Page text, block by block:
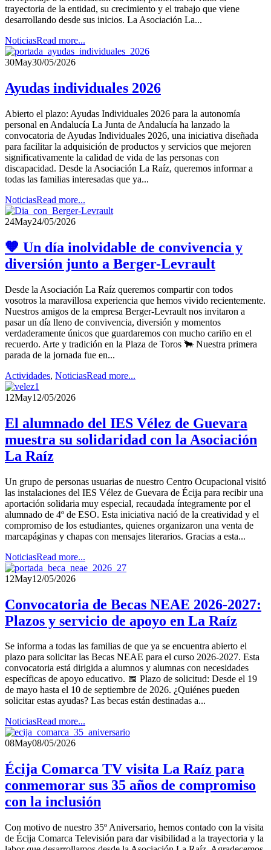
trayectoria de la entidad, su crecimiento y el trabajo que viene
desarrollando desde sus inicios. La Asociación La...
NoticiasRead more...
30May30/05/2026
Ayudas individuales 2026
Abierto el plazo: Ayudas Individuales 2026 para la autonomía
personal en Andalucía La Junta de Andalucía ha lanzado la
convocatoria de Ayudas Individuales 2026, una iniciativa diseñada
para facilitar la adquisición de productos y servicios que mejoren
significativamente la calidad de vida de las personas con
discapacidad. Desde la Asociación La Raíz, queremos informar a
todas las familias interesadas que ya...
NoticiasRead more...
24May24/05/2026
🧡 Un día inolvidable de convivencia y
diversión junto a Berger-Levrault
Desde la Asociación La Raíz queremos compartir con todos
vosotros la maravillosa experiencia que hemos vivido recientemente.
Nuestros amigos de la empresa Berger-Levrault nos invitaron a
pasar un día lleno de convivencia, diversión y momentos
verdaderamente únicos que guardaremos con mucho cariño en el
recuerdo. Arte y tradición en la Plaza de Toros 🐂 Nuestra primera
parada de la jornada fue en...
Actividades, NoticiasRead more...
12May12/05/2026
El alumnado del IES Vélez de Guevara
muestra su solidaridad con la Asociación
La Raíz
Un grupo de personas usuarias de nuestro Centro Ocupacional visitó
las instalaciones del IES Vélez de Guevara de Écija para recibir una
aportación solidaria muy especial, recaudada íntegramente por el
alumnado de 4º de ESO. Esta iniciativa nació de la creatividad y el
compromiso de los estudiantes, quienes organizaron una venta de
marcapáginas y chapas con mensajes literarios. Gracias a esta...
NoticiasRead more...
12May12/05/2026
Convocatoria de Becas NEAE 2026-2027:
Plazos y servicio de apoyo en La Raíz
Se informa a todas las familias de que ya se encuentra abierto el
plazo para solicitar las Becas NEAE para el curso 2026-2027. Esta
convocatoria está dirigida a alumnos y alumnas con necesidades
específicas de apoyo educativo. 📅 Plazo de solicitud: Desde el 19
de mayo hasta el 10 de septiembre de 2026. ¿Quiénes pueden
solicitar estas ayudas? Las becas están destinadas a...
NoticiasRead more...
08May08/05/2026
Écija Comarca TV visita La Raíz para
conmemorar sus 35 años de compromiso
con la inclusión
Con motivo de nuestro 35º Aniversario, hemos contado con la visita
de Écija Comarca Televisión para dar visibilidad a la trayectoria y la